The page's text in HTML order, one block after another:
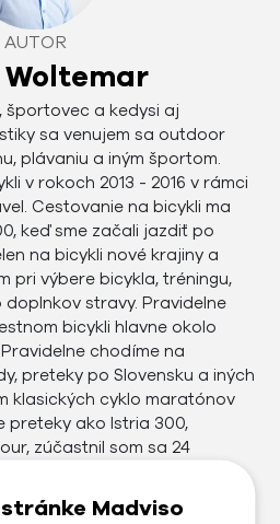
AUTOR
Woltemar
športovec a kedysi aj
sa venujem sa outdoor
plávaniu a iným športom.
v rokoch 2013 - 2016 v rámci
Cestovanie na bicykli ma
keď sme začali jazdiť po
na bicykli nové krajiny a
pri výbere bicykla, tréningu,
stravy. Pravidelne
bicykli hlavne okolo
chodíme na
preteky po Slovensku a iných
klasických cyklo maratónov
preteky ako Istria 300,
zúčastnil som sa 24
pravidelne chodím
Trnava Rysy. Ročne
km. Naše firmy poskytujú
Madviso